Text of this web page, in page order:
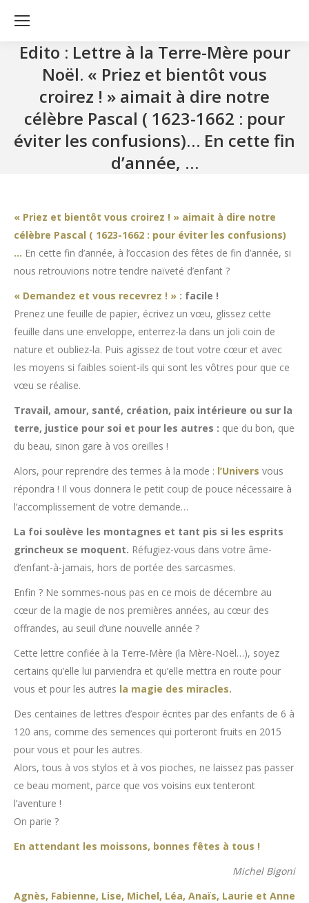
Edito : Lettre à la Terre-Mère pour
Noël. « Priez et bientôt vous
croirez ! » aimait à dire notre
célèbre Pascal ( 1623-1662 : pour
éviter les confusions)… En cette fin
d’année, …
« Priez et bientôt vous croirez ! » aimait à dire notre
célèbre Pascal ( 1623-1662 : pour éviter les confusions)
… En cette fin d’année, à l’occasion des fêtes de fin d’année, si
nous retrouvions notre tendre naïveté d’enfant ?
« Demandez et vous recevrez ! » : facile !
Prenez une feuille de papier, écrivez un vœu, glissez cette
feuille dans une enveloppe, enterrez-la dans un joli coin de
nature et oubliez-la. Puis agissez de tout votre cœur et avec
les moyens si faibles soient-ils qui sont les vôtres pour que ce
vœu se réalise.
Travail, amour, santé, création, paix intérieure ou sur la
terre, justice pour soi et pour les autres : que du bon, que
du beau, sinon gare à vos oreilles !
Alors, pour reprendre des termes à la mode : l’Univers vous
répondra ! Il vous donnera le petit coup de pouce nécessaire à
l’accomplissement de votre demande…
La foi soulève les montagnes et tant pis si les esprits
grincheux se moquent. Réfugiez-vous dans votre âme-
d’enfant-à-jamais, hors de portée des sarcasmes.
Enfin ? Ne sommes-nous pas en ce mois de décembre au
cœur de la magie de nos premières années, au cœur des
offrandes, au seuil d’une nouvelle année ?
Cette lettre confiée à la Terre-Mère (la Mère-Noël…), soyez
certains qu’elle lui parviendra et qu’elle mettra en route pour
vous et pour les autres la magie des miracles.
Des centaines de lettres d’espoir écrites par des enfants de 6 à
120 ans, comme des semences qui porteront fruits en 2015
pour vous et pour les autres.
Alors, tous à vos stylos et à vos pioches, ne laissez pas passer
ce beau moment, parce que vos voisins eux tenteront
l’aventure !
On parie ?
En attendant les moissons, bonnes fêtes à tous !
Michel Bigoni
Agnès, Fabienne, Lise, Michel, Léa, Anaïs, Laurie et Anne